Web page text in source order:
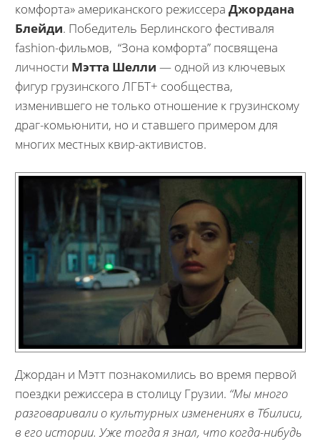
комфорта» американского режиссера Джордана
Блейди. Победитель Берлинского фестиваля
fashion-фильмов, “Зона комфорта” посвящена
личности Мэтта Шелли — одной из ключевых
фигур грузинского ЛГБТ+ сообщества,
изменившего не только отношение к грузинскому
драг-комьюнити, но и ставшего примером для
многих местных квир-активистов.
Джордан и Мэтт познакомились во время первой
поездки режиссера в столицу Грузии. “Мы много
разговаривали о культурных изменениях в Тбилиси,
в его истории. Уже тогда я знал, что когда-нибудь